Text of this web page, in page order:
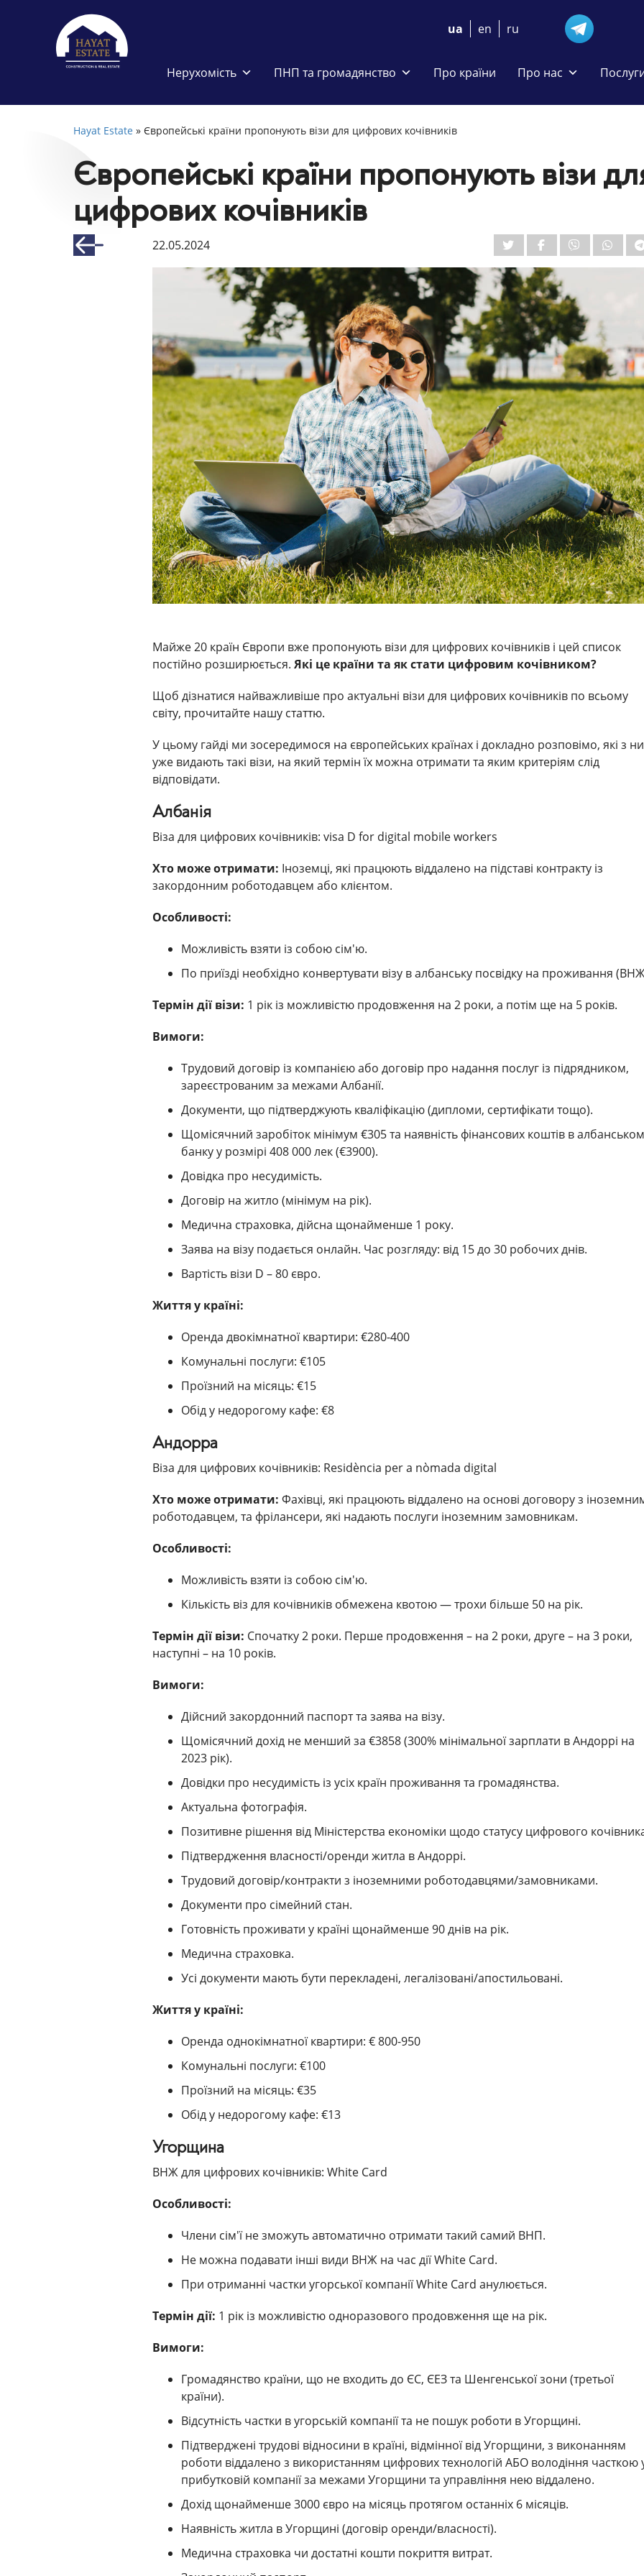
ua en ru
Нерухомість ПНП та громадянство Про країни Про нас
Hayat Estate » Європейські країни пропонують візи для цифрових кочівників
Європейські країни пропонують візи
цифрових кочівників
22.05.2024
Майже 20 країн Європи вже пропонують візи для цифрових кочівників і цей список
постійно розширюється. Які це країни та як стати цифровим кочівником?
Щоб дізнатися найважливіше про актуальні візи для цифрових кочівників по всьому
світу, прочитайте нашу статтю.
У цьому гайді ми зосередимося на європейських країнах і докладно розповімо, які з
уже видають такі візи, на який термін їх можна отримати та яким критеріям слід
відповідати.
Албанія
Віза для цифрових кочівників: visa D for digital mobile workers
Хто може отримати: Іноземці, які працюють віддалено на підставі контракту із
закордонним роботодавцем або клієнтом.
Особливості:
Можливість взяти із собою сім'ю.
По приїзді необхідно конвертувати візу в албанську посвідку на проживання
Термін дії візи: 1 рік із можливістю продовження на 2 роки, а потім ще на 5 років.
Вимоги:
Трудовий договір із компанією або договір про надання послуг із підрядником,
зареєстрованим за межами Албанії.
Документи, що підтверджують кваліфікацію (дипломи, сертифікати тощо).
Щомісячний заробіток мінімум €305 та наявність фінансових коштів в
банку у розмірі 408 000 лек (€3900).
Довідка про несудимість.
Договір на житло (мінімум на рік).
Медична страховка, дійсна щонайменше 1 року.
Заява на візу подається онлайн. Час розгляду: від 15 до 30 робочих днів.
Вартість візи D – 80 євро.
Життя у країні:
Оренда двокімнатної квартири: €280-400
Комунальні послуги: €105
Проїзний на місяць: €15
Обід у недорогому кафе: €8
Андорра
Віза для цифрових кочівників: Residència per a nòmada digital
Хто може отримати: Фахівці, які працюють віддалено на основі договору з
роботодавцем, та фрілансери, які надають послуги іноземним замовникам.
Особливості:
Можливість взяти із собою сім'ю.
Кількість віз для кочівників обмежена квотою — трохи більше 50 на рік.
Термін дії візи: Спочатку 2 роки. Перше продовження – на 2 роки, друге – на 3 роки,
наступні – на 10 років.
Вимоги:
Дійсний закордонний паспорт та заява на візу.
Щомісячний дохід не менший за €3858 (300% мінімальної зарплати в Андоррі на
2023 рік).
Довідки про несудимість із усіх країн проживання та громадянства.
Актуальна фотографія.
Позитивне рішення від Міністерства економіки щодо статусу цифрового
Підтвердження власності/оренди житла в Андоррі.
Трудовий договір/контракти з іноземними роботодавцями/замовниками.
Документи про сімейний стан.
Готовність проживати у країні щонайменше 90 днів на рік.
Медична страховка.
Усі документи мають бути перекладені, легалізовані/апостильовані.
Життя у країні:
Оренда однокімнатної квартири: € 800-950
Комунальні послуги: €100
Проїзний на місяць: €35
Обід у недорогому кафе: €13
Угорщина
ВНЖ для цифрових кочівників: White Card
Особливості:
Члени сім'ї не зможуть автоматично отримати такий самий ВНП.
Не можна подавати інші види ВНЖ на час дії White Card.
При отриманні частки угорської компанії White Card анулюється.
Термін дії: 1 рік із можливістю одноразового продовження ще на рік.
Вимоги:
Громадянство країни, що не входить до ЄС, ЄЕЗ та Шенгенської зони (третьої
країни).
Відсутність частки в угорській компанії та не пошук роботи в Угорщині.
Підтверджені трудові відносини в країні, відмінної від Угорщини, з виконанням
роботи віддалено з використанням цифрових технологій АБО володіння часткою
прибутковій компанії за межами Угорщини та управління нею віддалено.
Дохід щонайменше 3000 євро на місяць протягом останніх 6 місяців.
Наявність житла в Угорщині (договір оренди/власності).
Медична страховка чи достатні кошти покриття витрат.